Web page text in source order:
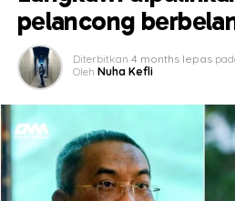
pelancong
Diterbitkan 4 months lepas
Oleh Nuha Kefli